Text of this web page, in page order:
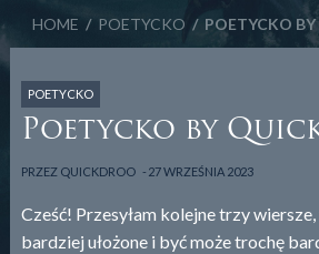
HOME / POETYCKO / POETYCKO
POETYCKO
Poetycko by
PRZEZ QUICKDROO 27 WRZEŚNIA 2023
Cześć! Przesyłam kolejne trzy
bardziej ułożone i być może trochę